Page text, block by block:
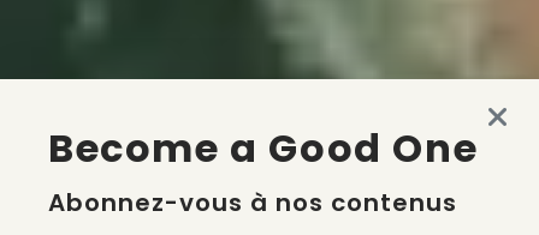
Become a Good One
Abonnez-vous à nos contenus